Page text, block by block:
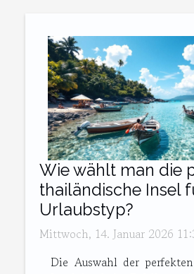
Wie wählt man die
thailändische Insel
Urlaubstyp?
Mittwoch, 14. Januar 2026
Die Auswahl der